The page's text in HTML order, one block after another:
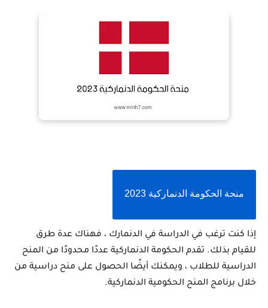
منحة الحكومة الدنماركية 2023
خلال برنامج المنح الحكومية الدنماركية.